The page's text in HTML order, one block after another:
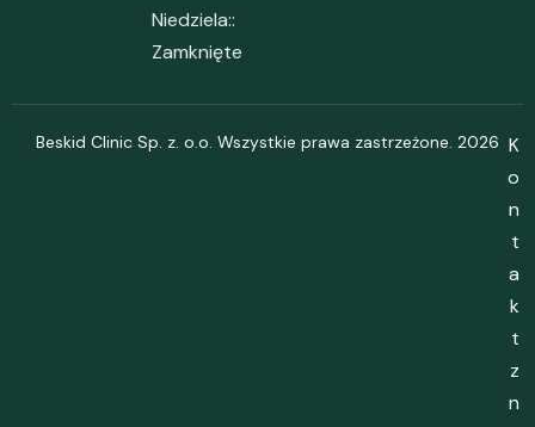
Niedziela::
Zamknięte
Beskid Clinic Sp. z. o.o. Wszystkie prawa zastrzeżone. 2026 K
o
n
t
a
k
t
z
n